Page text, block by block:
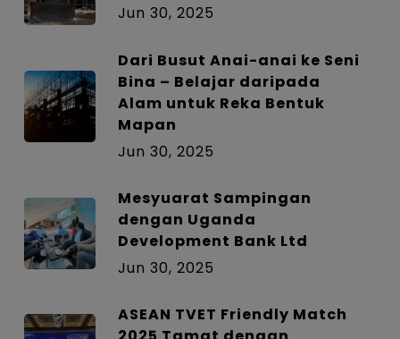
Jun 30, 2025
Dari Busut Anai-anai ke Seni
Bina – Belajar daripada
Alam untuk Reka Bentuk
Mapan
Jun 30, 2025
Mesyuarat Sampingan
dengan Uganda
Development Bank Ltd
Jun 30, 2025
ASEAN TVET Friendly Match